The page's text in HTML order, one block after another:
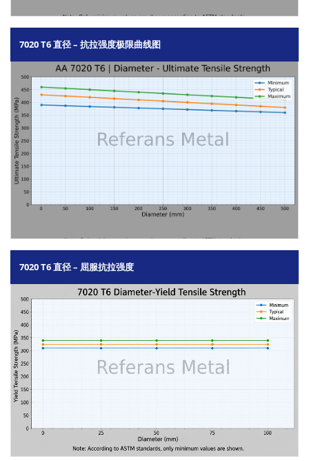
7020 T6 直径 – 抗拉强度极限曲线图
7020 T6 直径 – 屈服抗拉强度